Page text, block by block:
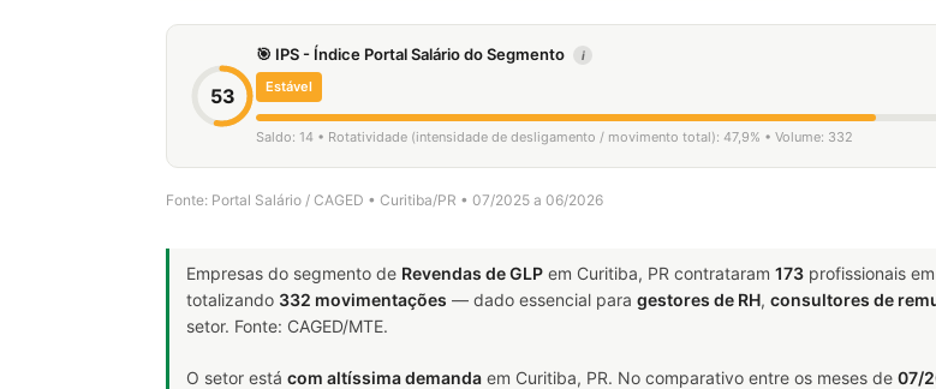
53
🎯 IPS - Índice Portal Salário do Segmento i
Estável
Saldo: 14 • Rotatividade (intensidade de desligamento / movimento total): 47,9% • Volume: 332
Fonte: Portal Salário / CAGED • Curitiba/PR • 07/2025 a 06/2026
Empresas do segmento de Revendas de GLP em Curitiba, PR contrataram 173 profissionais
totalizando 332 movimentações — dado essencial para gestores de RH, consultores de
setor. Fonte: CAGED/MTE.
O setor está com altíssima demanda em Curitiba, PR. No comparativo entre os meses de 07/